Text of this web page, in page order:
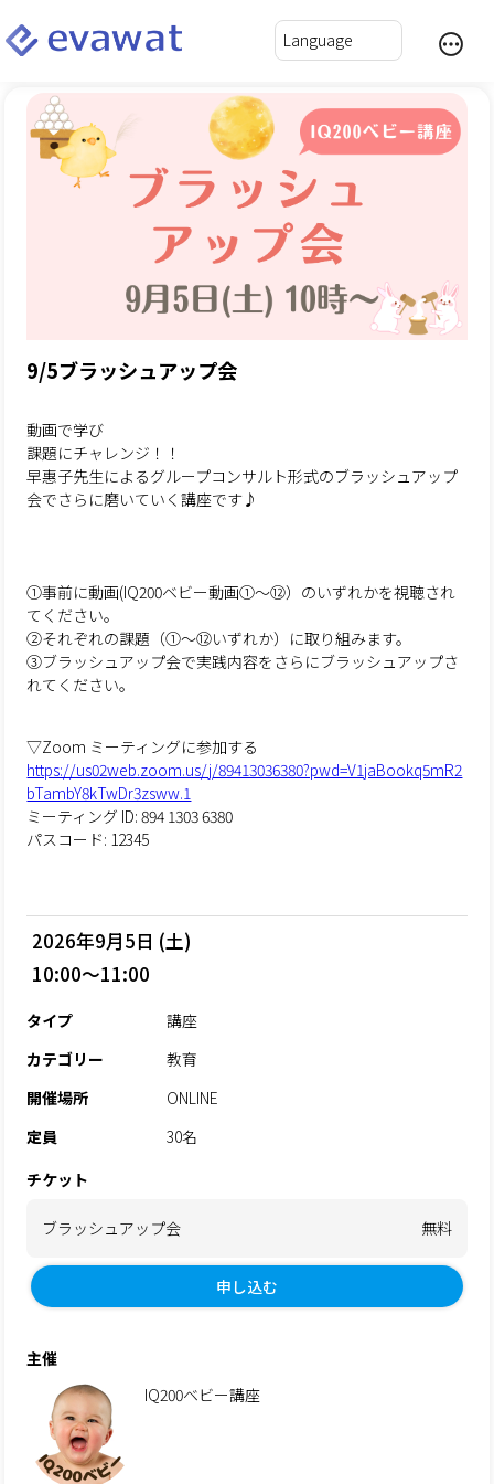
9/5ブラッシュアップ会
動画で学び
課題にチャレンジ！！
早惠子先生によるグループコンサルト形式のブラッシュアップ
会でさらに磨いていく講座です♪
①事前に動画(IQ200ベビー動画①～⑫）のいずれかを視聴され
てください。
②それぞれの課題（①～⑫いずれか）に取り組みます。
③ブラッシュアップ会で実践内容をさらにブラッシュアップさ
れてください。
▽Zoom ミーティングに参加する
https://us02web.zoom.us/j/89413036380?pwd=V1jaBookq5mR2
bTambY8kTwDr3zsww.1
ミーティング ID: 894 1303 6380
パスコード: 12345
2026年9月5日 (土)
10:00～11:00
タイプ
講座
カテゴリー
教育
開催場所
ONLINE
定員
30名
チケット
ブラッシュアップ会 無料
申し込む
主催
IQ200ベビー講座